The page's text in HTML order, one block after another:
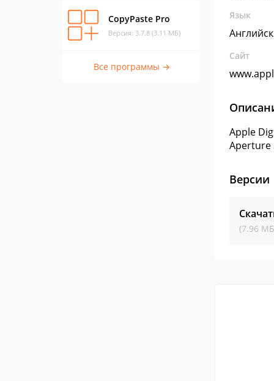
CopyPaste Pro
Версия: 3.7.8 (3.11 МБ)
Все программы →
Язык
Сайт
Apple
Aperture
Версии
(7.96